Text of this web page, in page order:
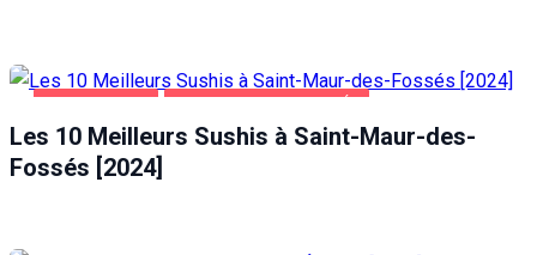
Les 10 Meilleurs Sushis à Saint-Maur-des-
Fossés [2024]